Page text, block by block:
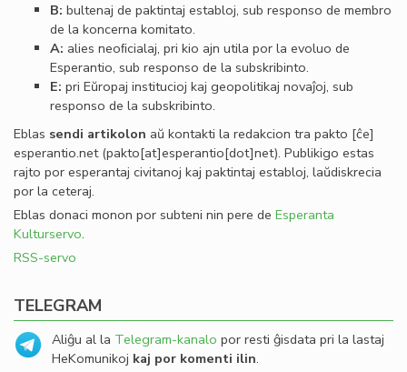
B: bultenaj de paktintaj establoj, sub responso de membro
de la koncerna komitato.
A: alies neoﬁcialaj, pri kio ajn utila por la evoluo de
Esperantio, sub responso de la subskribinto.
E: pri Eŭropaj institucioj kaj geopolitikaj novaĵoj, sub
responso de la subskribinto.
Eblas sendi artikolon aŭ kontakti la redakcion tra pakto [ĉe]
esperantio.net(pakto[at]esperantio[dot]net). Publikigo estas
rajto por esperantaj civitanoj kaj paktintaj establoj, laŭdiskrecia
por la ceteraj.
Eblas donaci monon por subteni nin pere de Esperanta
Kulturservo.
RSS-servo
TELEGRAM
Aliĝu al la Telegram-kanalo por resti ĝisdata pri la lastaj
HeKomunikoj kaj por komenti ilin.